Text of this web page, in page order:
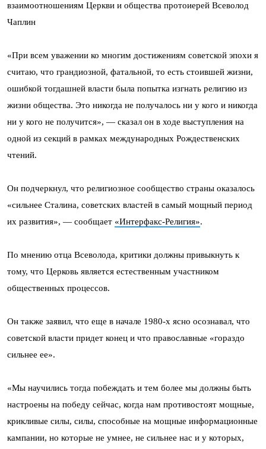
взаимоотношениям Церкви и общества протоиерей Всеволод
Чаплин
«При всем уважении ко многим достижениям советской эпохи я
считаю, что грандиозной, фатальной, то есть стоившей жизни,
ошибкой тогдашней власти была попытка изгнать религию из
жизни общества. Это никогда не получалось ни у кого и никогда
ни у кого не получится», — сказал он в ходе выступления на
одной из секций в рамках международных Рождественских
чтений.
Он подчеркнул, что религиозное сообщество страны оказалось
«сильнее Сталина, советских властей в самый мощный период
их развития», — сообщает «Интерфакс-Религия».
По мнению отца Всеволода, критики должны привыкнуть к
тому, что Церковь является естественным участником
общественных процессов.
Он также заявил, что еще в начале 1980-х ясно осознавал, что
советской власти придет конец и что православные «гораздо
сильнее ее».
«Мы научились тогда побеждать и тем более мы должны быть
настроены на победу сейчас, когда нам противостоят мощные,
крикливые силы, силы, способные на мощные информационные
кампании, но которые не умнее, не сильнее нас и у которых,